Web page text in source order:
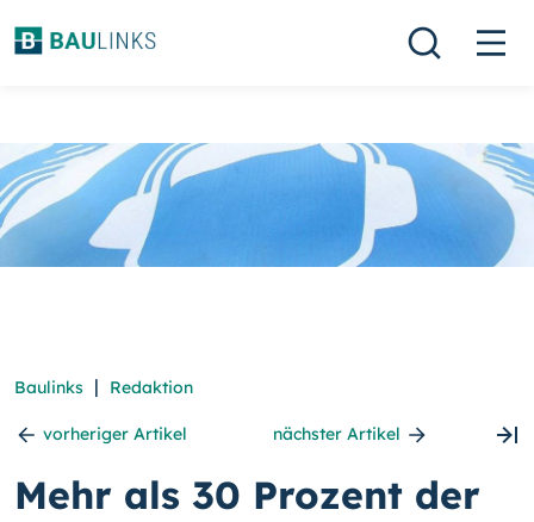
Baulinks | Redaktion
vorheriger Artikel nächster Artikel
Mehr als 30 Prozent der